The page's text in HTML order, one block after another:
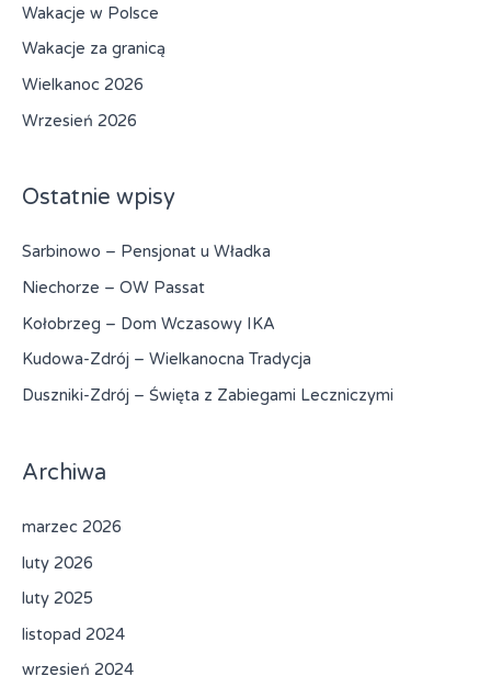
Wakacje w Polsce
Wakacje za granicą
Wielkanoc 2026
Wrzesień 2026
Ostatnie wpisy
Sarbinowo – Pensjonat u Władka
Niechorze – OW Passat
Kołobrzeg – Dom Wczasowy IKA
Kudowa-Zdrój – Wielkanocna Tradycja
Duszniki-Zdrój – Święta z Zabiegami Leczniczymi
Archiwa
marzec 2026
luty 2026
luty 2025
listopad 2024
wrzesień 2024